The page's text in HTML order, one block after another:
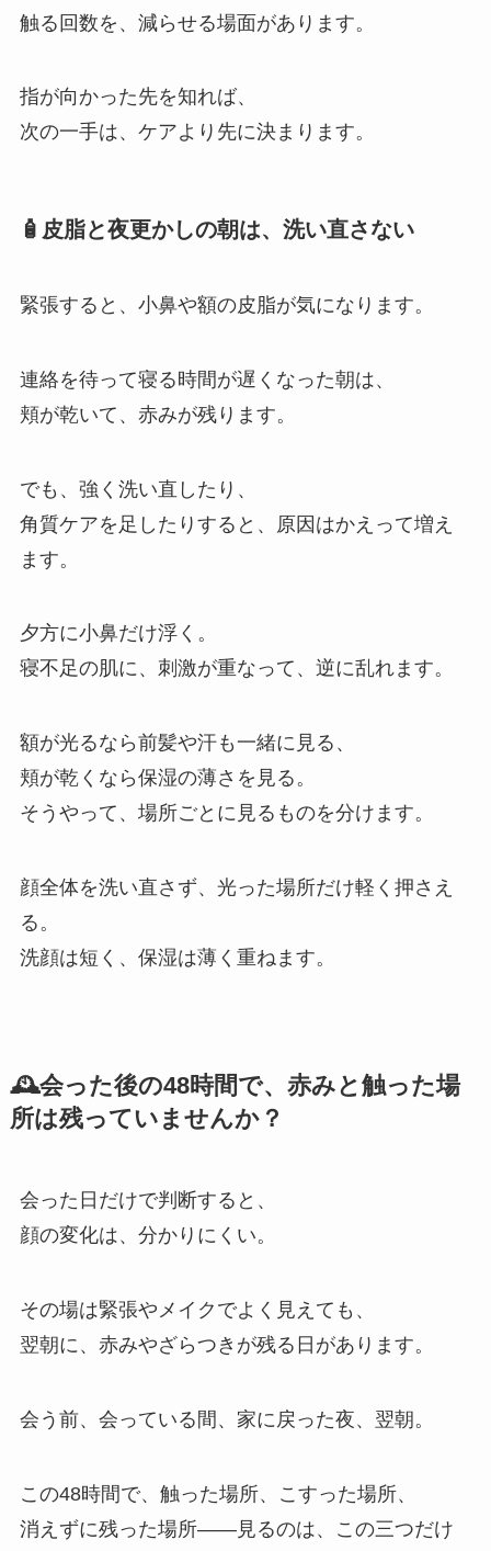
触る回数を、減らせる場面があります。
指が向かった先を知れば、
次の一手は、ケアより先に決まります。
🧴皮脂と夜更かしの朝は、洗い直さない
緊張すると、小鼻や額の皮脂が気になります。
連絡を待って寝る時間が遅くなった朝は、
頬が乾いて、赤みが残ります。
でも、強く洗い直したり、
角質ケアを足したりすると、原因はかえって増え
ます。
夕方に小鼻だけ浮く。
寝不足の肌に、刺激が重なって、逆に乱れます。
額が光るなら前髪や汗も一緒に見る、
頬が乾くなら保湿の薄さを見る。
そうやって、場所ごとに見るものを分けます。
顔全体を洗い直さず、光った場所だけ軽く押さえ
る。
洗顔は短く、保湿は薄く重ねます。
🕰️会った後の48時間で、赤みと触った場
所は残っていませんか？
会った日だけで判断すると、
顔の変化は、分かりにくい。
その場は緊張やメイクでよく見えても、
翌朝に、赤みやざらつきが残る日があります。
会う前、会っている間、家に戻った夜、翌朝。
この48時間で、触った場所、こすった場所、
消えずに残った場所——見るのは、この三つだけ